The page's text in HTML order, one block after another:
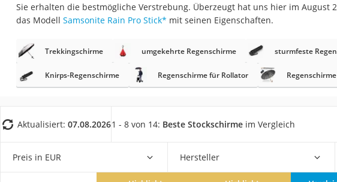
Geldbörse Herren
Periodenunterwäsche
RFID-Schutzkarte
Motorradbrillen
Ausweishülle
Beheizbare Handschuhe
Sie erhalten die bestmögliche Verstrebung. Überzeugt hat uns hier im August
das Modell Samsonite Rain Pro Stick* mit seinen Eigenschaften.
Trekkingschirme umgekehrte Regenschirme sturmfeste
Knirps-Regenschirme Regenschirme für Rollator
Aktualisiert: 07.08.20261 - 8 von 14: Beste Stockschirme im Vergleich
Preis in EUR Hersteller